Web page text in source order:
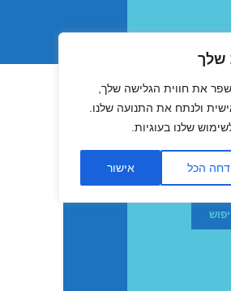
שלך
את חווית הגלישה שלך,
ולנתח את התנועה שלנו.
שלנו בעוגיות.
דחה הכל אישור